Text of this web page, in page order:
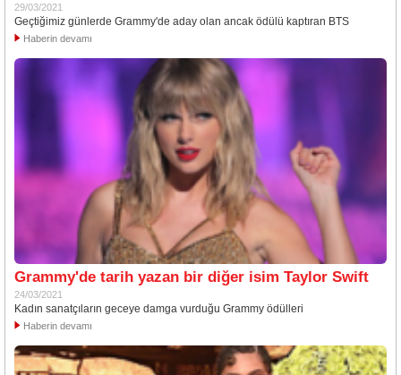
29/03/2021
Geçtiğimiz günlerde Grammy'de aday olan ancak ödülü kaptıran BTS
Haberin devamı
Grammy'de tarih yazan bir diğer isim Taylor Swift
24/03/2021
Kadın sanatçıların geceye damga vurduğu Grammy ödülleri
Haberin devamı